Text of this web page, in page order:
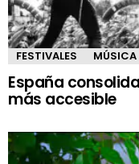
FESTIVALES MÚSICA
España
más accesible